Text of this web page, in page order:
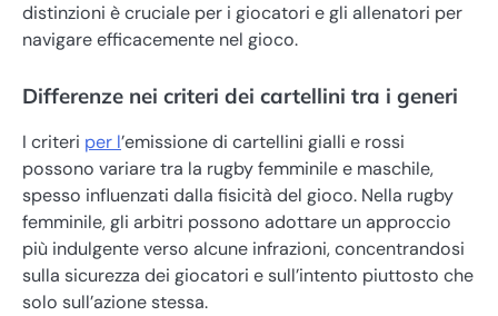
distinzioni è cruciale per i giocatori e gli allenatori per
navigare efficacemente nel gioco.
Differenze nei criteri dei cartellini tra i generi
I criteri per l’emissione di cartellini gialli e rossi
possono variare tra la rugby femminile e maschile,
spesso influenzati dalla fisicità del gioco. Nella rugby
femminile, gli arbitri possono adottare un approccio
più indulgente verso alcune infrazioni, concentrandosi
sulla sicurezza dei giocatori e sull’intento piuttosto che
solo sull’azione stessa.